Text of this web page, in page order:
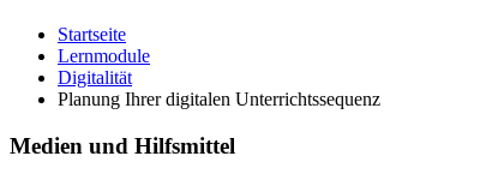
Startseite
Lernmodule
Digitalität
Planung Ihrer digitalen Unterrichtssequenz
Medien und Hilfsmittel